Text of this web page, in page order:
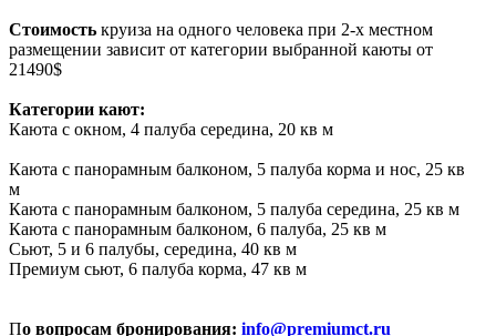
Стоимость круиза на одного человека при 2-х местном
размещении зависит от категории выбранной каюты от
21490$
Категории кают:
Каюта с окном, 4 палуба середина, 20 кв м
Каюта с панорамным балконом, 5 палуба корма и нос, 25 кв
м
Каюта с панорамным балконом, 5 палуба середина, 25 кв м
Каюта с панорамным балконом, 6 палуба, 25 кв м
Сьют, 5 и 6 палубы, середина, 40 кв м
Премиум сьют, 6 палуба корма, 47 кв м
По вопросам бронирования: info@premiumct.ru